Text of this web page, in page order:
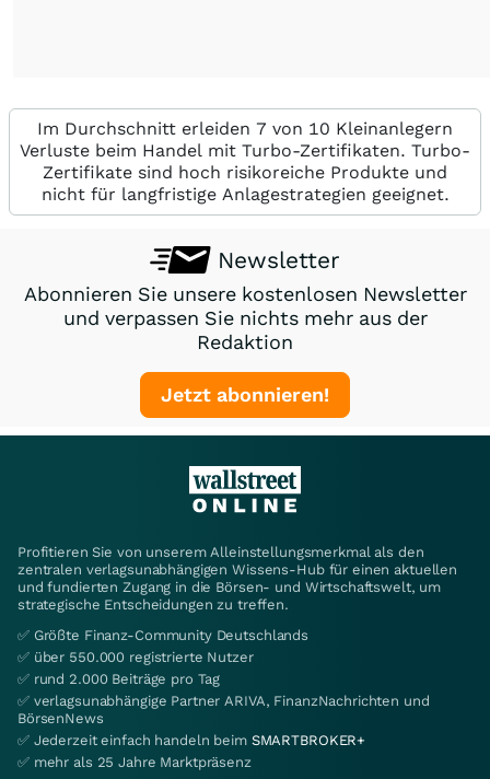
Im Durchschnitt erleiden 7 von 10 Kleinanlegern
Verluste beim Handel mit Turbo-Zertifikaten. Turbo-
Zertifikate sind hoch risikoreiche Produkte und
nicht für langfristige Anlagestrategien geeignet.
Newsletter
Abonnieren Sie unsere kostenlosen Newsletter
und verpassen Sie nichts mehr aus der
Redaktion
Jetzt abonnieren!
Profitieren Sie von unserem Alleinstellungsmerkmal als den
zentralen verlagsunabhängigen Wissens-Hub für einen aktuellen
und fundierten Zugang in die Börsen- und Wirtschaftswelt, um
strategische Entscheidungen zu treffen.
✅ Größte Finanz-Community Deutschlands
✅ über 550.000 registrierte Nutzer
✅ rund 2.000 Beiträge pro Tag
✅ verlagsunabhängige Partner ARIVA, FinanzNachrichten und
BörsenNews
✅ Jederzeit einfach handeln beim SMARTBROKER+
✅ mehr als 25 Jahre Marktpräsenz